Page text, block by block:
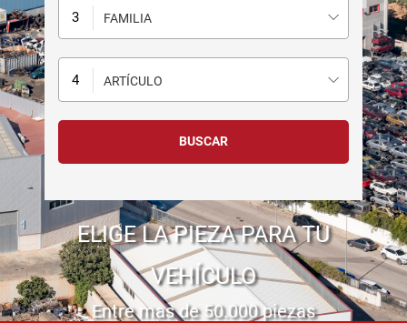
FAMILIA
ARTÍCULO
ELIGE LA PIEZA PARA TU
VEHÍCULO
Entre mas de 50.000 piezas